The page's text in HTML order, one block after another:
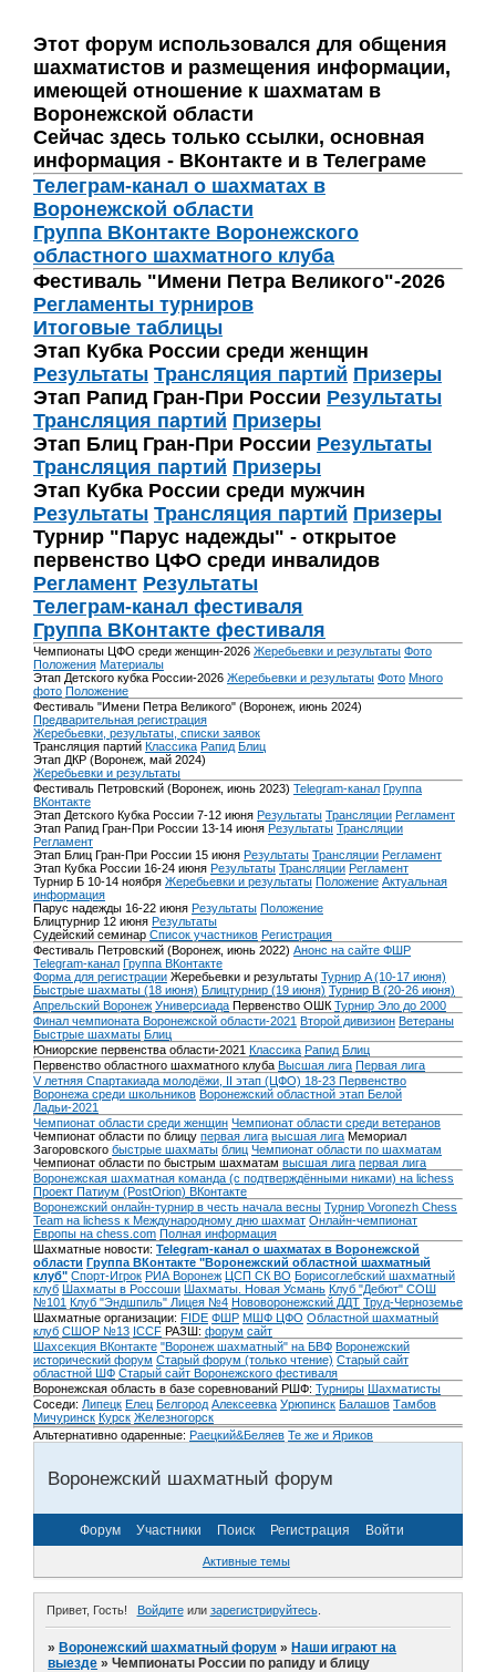
Этот форум использовался для общения
шахматистов и размещения информации,
имеющей отношение к шахматам в
Воронежской области
Сейчас здесь только ссылки, основная
информация - ВКонтакте и в Телеграме
Телеграм-канал о шахматах в
Воронежской области
Группа ВКонтакте Воронежского
областного шахматного клуба
Фестиваль "Имени Петра Великого"-2026
Регламенты турниров
Итоговые таблицы
Этап Кубка России среди женщин
Результаты Трансляция партий Призеры
Этап Рапид Гран-При России Результаты
Трансляция партий Призеры
Этап Блиц Гран-При России Результаты
Трансляция партий Призеры
Этап Кубка России среди мужчин
Результаты Трансляция партий Призеры
Турнир "Парус надежды" - открытое
первенство ЦФО среди инвалидов
Регламент Результаты
Телеграм-канал фестиваля
Группа ВКонтакте фестиваля
Чемпионаты ЦФО среди женщин-2026 Жеребьевки и результаты Фото
Положения Материалы
Этап Детского кубка России-2026 Жеребьевки и результаты Фото Много
фото Положение
Фестиваль "Имени Петра Великого" (Воронеж, июнь 2024)
Предварительная регистрация
Жеребьевки, результаты, списки заявок
Трансляция партий Классика Рапид Блиц
Этап ДКР (Воронеж, май 2024)
Жеребьевки и результаты
Фестиваль Петровский (Воронеж, июнь 2023) Telegram-канал Группа
ВКонтакте
Этап Детского Кубка России 7-12 июня Результаты Трансляции Регламент
Этап Рапид Гран-При России 13-14 июня Результаты Трансляции
Регламент
Этап Блиц Гран-При России 15 июня Результаты Трансляции Регламент
Этап Кубка России 16-24 июня Результаты Трансляции Регламент
Турнир Б 10-14 ноября Жеребьевки и результаты Положение Актуальная
информация
Парус надежды 16-22 июня Результаты Положение
Блицтурнир 12 июня Результаты
Судейский семинар Список участников Регистрация
Фестиваль Петровский (Воронеж, июнь 2022) Анонс на сайте ФШР
Telegram-канал Группа ВКонтакте
Форма для регистрации Жеребьевки и результаты Турнир A (10-17 июня)
Быстрые шахматы (18 июня) Блицтурнир (19 июня) Турнир B (20-26 июня)
Апрельский Воронеж Универсиада Первенство ОШК Турнир Эло до 2000
Финал чемпионата Воронежской области-2021 Второй дивизион Ветераны
Быстрые шахматы Блиц
Юниорские первенства области-2021 Классика Рапид Блиц
Первенство областного шахматного клуба Высшая лига Первая лига
V летняя Спартакиада молодёжи, II этап (ЦФО) 18-23 Первенство
Воронежа среди школьников Воронежский областной этап Белой
Ладьи-2021
Чемпионат области среди женщин Чемпионат области среди ветеранов
Чемпионат области по блицу первая лига высшая лига Мемориал
Загоровского быстрые шахматы блиц Чемпионат области по шахматам
Чемпионат области по быстрым шахматам высшая лига первая лига
Воронежская шахматная команда (с подтверждёнными никами) на lichess
Проект Патиум (PostOrion) ВКонтакте
Воронежский онлайн-турнир в честь начала весны Турнир Voronezh Chess
Team на lichess к Международному дню шахмат Онлайн-чемпионат
Европы на chess.com Полная информация
Шахматные новости: Telegram-канал о шахматах в Воронежской
области Группа ВКонтакте "Воронежский областной шахматный
клуб" Спорт-Игрок РИА Воронеж ЦСП СК ВО Борисоглебский шахматный
клуб Шахматы в Россоши Шахматы. Новая Усмань Клуб "Дебют" СОШ
№101 Клуб "Эндшпиль" Лицея №4 Нововоронежский ДДТ Труд-Черноземье
Шахматные организации: FIDE ФШР МШФ ЦФО Областной шахматный
клуб СШОР №13 ICCF РАЗШ: форум сайт
Шахсекция ВКонтакте "Воронеж шахматный" на БВФ Воронежский
исторический форум Cтарый форум (только чтение) Старый сайт
областной ШФ Старый сайт Воронежского фестиваля
Воронежская область в базе соревнований РШФ: Турниры Шахматисты
Соседи: Липецк Елец Белгород Алексеевка Урюпинск Балашов Тамбов
Мичуринск Курск Железногорск
Альтернативно одаренные: Раецкий&Беляев Те же и Яриков
Воронежский шахматный форум
Форум Участники Поиск Регистрация Войти
Активные темы
Привет, Гость! Войдитеили зарегистрируйтесь.
»Воронежский шахматный форум »Наши играют на
выезде »Чемпионаты России по рапиду и блицу